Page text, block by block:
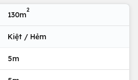
130m
2
Kiệt / Hẻm
5m